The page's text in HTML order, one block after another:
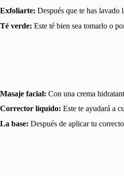
Exfoliarte: Después que te has lavado
Té verde: Este té bien sea tomarlo o
Masaje facial: Con una crema
Corrector líquido: Este te ayudará a
La base: Después de aplicar tu